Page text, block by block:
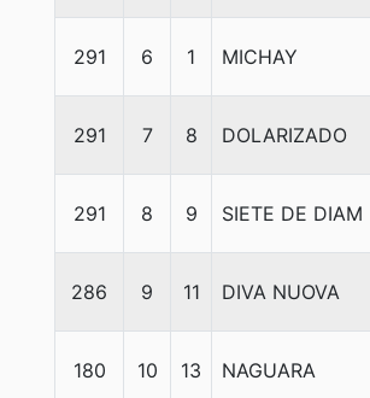
291 6 1 MICHAY
291 7 8 DOLARIZADO
291 8 9 SIETE DE DIAM
286 9 11 DIVA NUOVA
180 10 13 NAGUARA